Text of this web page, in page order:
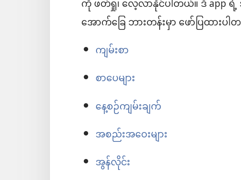
ကို ဖတ်ရှု၊ လေ့လာနိုင်ပါတယ်။ ဒီ app
အောက်ခြေ ဘားတန်းမှာ ဖော်ပြထား
ကျမ်းစာ
စာပေများ
နေ့စဉ်ကျမ်းချက်
အစည်းအဝေးများ
အွန်လိုင်း